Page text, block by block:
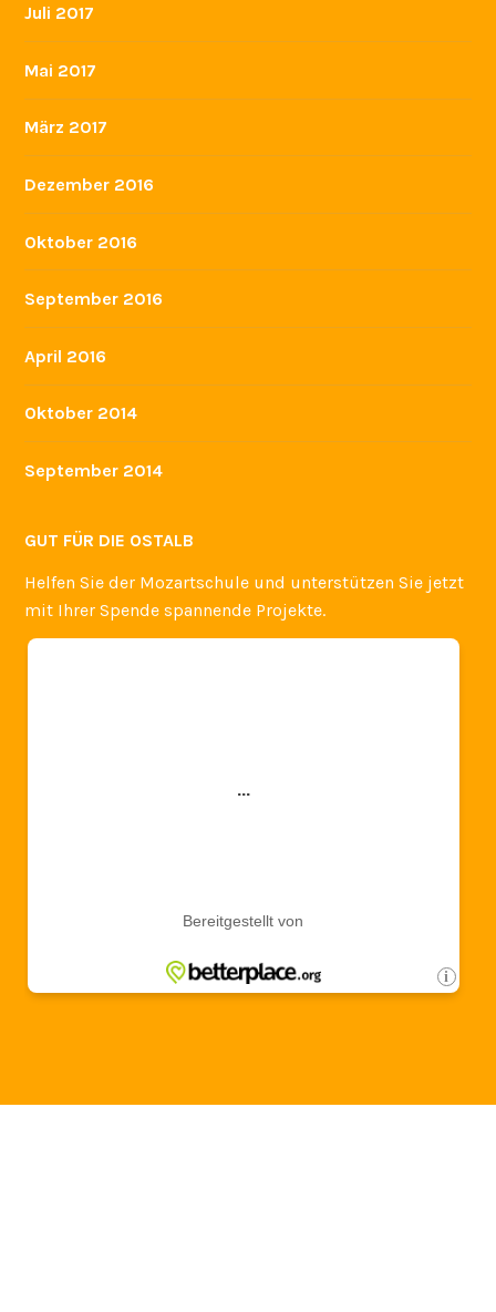
Juli 2017
Mai 2017
März 2017
Dezember 2016
Oktober 2016
September 2016
April 2016
Oktober 2014
September 2014
GUT FÜR DIE OSTALB
Helfen Sie der Mozartschule und unterstützen Sie jetzt
mit Ihrer Spende spannende Projekte.